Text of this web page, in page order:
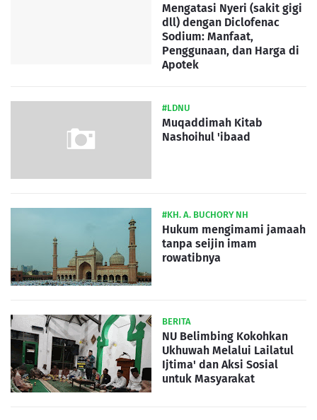
Mengatasi Nyeri (sakit gigi
dll) dengan Diclofenac
Sodium: Manfaat,
Penggunaan, dan Harga di
Apotek
#LDNU
Muqaddimah Kitab
Nashoihul 'ibaad
#KH. A. BUCHORY NH
Hukum mengimami jamaah
tanpa seijin imam
rowatibnya
BERITA
NU Belimbing Kokohkan
Ukhuwah Melalui Lailatul
Ijtima' dan Aksi Sosial
untuk Masyarakat